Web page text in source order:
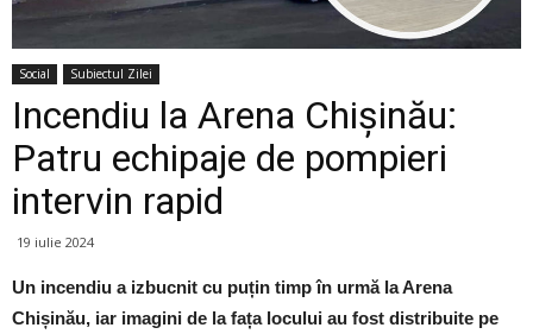
Social Subiectul Zilei
Incendiu la Arena Chișinău:
Patru echipaje de pompieri
intervin rapid
19 iulie 2024
Un incendiu a izbucnit cu puțin timp în urmă la Arena
Chișinău, iar imagini de la fața locului au fost distribuite pe